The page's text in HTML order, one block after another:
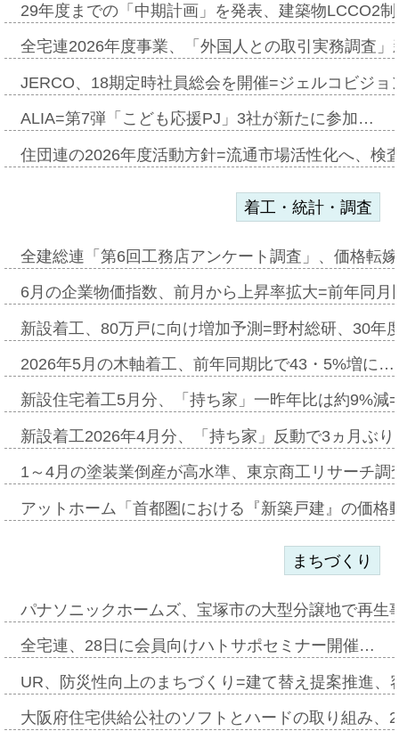
29年度までの「中期計画」を発表、建築物LCCO2
全宅連2026年度事業、「外国人との取引実務調査
JERCO、18期定時社員総会を開催=ジェルコビジ
ALIA=第7弾「こども応援PJ」3社が新たに参加…
住団連の2026年度活動方針=流通市場活性化へ、検
着工・統計・調査
全建総連「第6回工務店アンケート調査」、価格転
6月の企業物価指数、前月から上昇率拡大=前年同
新設着工、80万戸に向け増加予測=野村総研、30年
2026年5月の木軸着工、前年同期比で43・5%増に…
新設住宅着工5月分、「持ち家」一昨年比は約9%
新設着工2026年4月分、「持ち家」反動で3ヵ月ぶ
1～4月の塗装業倒産が高水準、東京商工リサーチ
アットホーム「首都圏における『新築戸建』の価
まちづくり
パナソニックホームズ、宝塚市の大型分譲地で再
全宅連、28日に会員向けハトサポセミナー開催…
UR、防災性向上のまちづくり=建て替え提案推進
大阪府住宅供給公社のソフトとハードの取り組み